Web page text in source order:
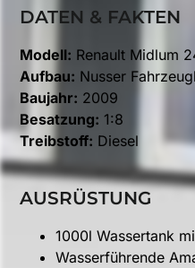
DATEN & FAKTEN
Modell: Renault Midlum
Aufbau: Nusser
Baujahr: 2009
Besatzung: 1:8
Treibstoff: Diesel
AUSRÜSTUNG
1000l Wassertank
Wasserführende